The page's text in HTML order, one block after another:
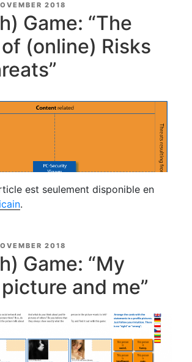
2018
Game: “The
(online) Risks
est seulement disponible en
.
2018
Game: “My
and me”